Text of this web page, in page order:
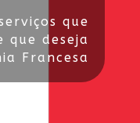
que
que deseja
Francesa